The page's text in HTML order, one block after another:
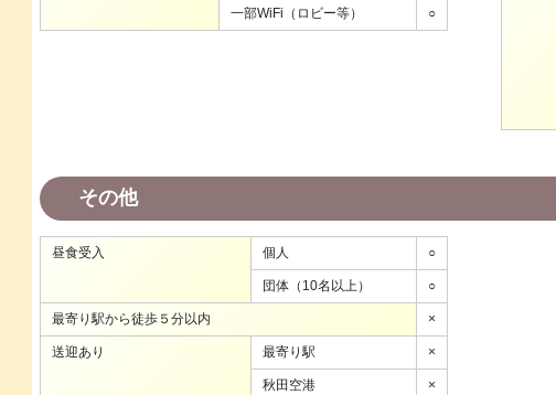
一部WiFi（ロビー等） ○
その他
昼食受入 個人 ○
団体（10名以上） ○
最寄り駅から徒歩５分以内 ×
送迎あり 最寄り駅 ×
秋田空港 ×